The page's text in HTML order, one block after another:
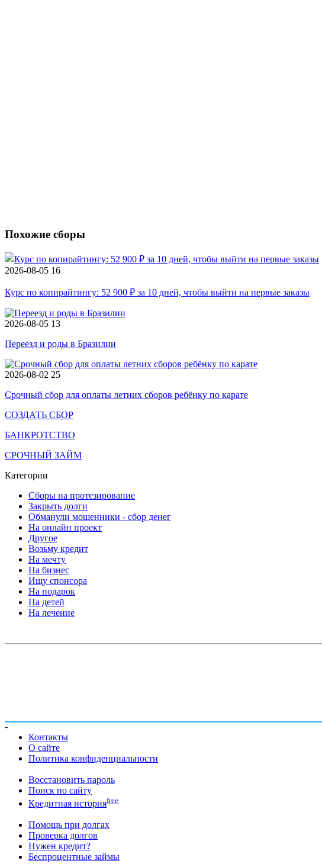
Похожие сборы
2026-08-05 16
Курс по копирайтингу: 52 900 ₽ за 10 дней, чтобы выйти на первые заказы
2026-08-05 13
Переезд и роды в Бразилии
2026-08-02 25
Срочный сбор для оплаты летних сборов ребёнку по карате
СОЗДАТЬ СБОР
БАНКРОТСТВО
СРОЧНЫЙ ЗАЙМ
Категории
Сборы на протезирование
Закрыть долги
Обманули мошенники - сбор денег
На онлайн проект
Другое
Возьму кредит
На мечту
На бизнес
Ищу спонсора
На подарок
На детей
На лечение
-
Контакты
О сайте
Политика конфиденциальности
Восстановить пароль
Поиск по сайту
Кредитная историяfree
Помощь при долгах
Проверка долгов
Нужен кредит?
Беспроцентные займы